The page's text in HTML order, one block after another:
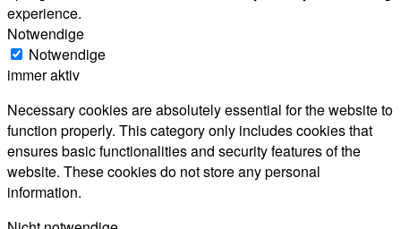
experience.
Notwendige
Notwendige
immer aktiv
Necessary cookies are absolutely essential for the website to
function properly. This category only includes cookies that
ensures basic functionalities and security features of the
website. These cookies do not store any personal
information.